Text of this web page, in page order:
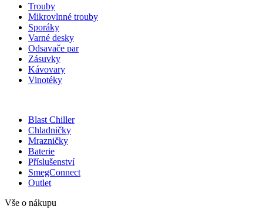
Trouby
Mikrovlnné trouby
Sporáky
Varné desky
Odsavače par
Zásuvky
Kávovary
Vinotéky
Blast Chiller
Chladničky
Mrazničky
Baterie
Příslušenství
SmegConnect
Outlet
Vše o nákupu